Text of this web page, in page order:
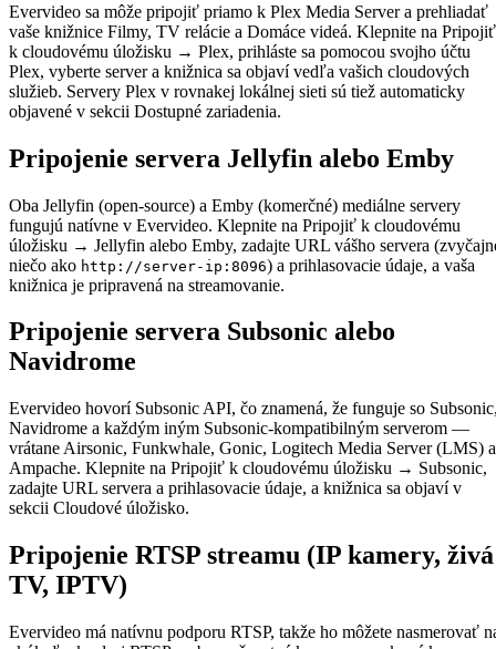
Evervideo sa môže pripojiť priamo k Plex Media Server a prehliadať
vaše knižnice Filmy, TV relácie a Domáce videá. Klepnite na Pripojiť
k cloudovému úložisku → Plex, prihláste sa pomocou svojho účtu
Plex, vyberte server a knižnica sa objaví vedľa vašich cloudových
služieb. Servery Plex v rovnakej lokálnej sieti sú tiež automaticky
objavené v sekcii Dostupné zariadenia.
Pripojenie servera Jellyfin alebo Emby
Oba Jellyfin (open-source) a Emby (komerčné) mediálne servery
fungujú natívne v Evervideo. Klepnite na Pripojiť k cloudovému
úložisku → Jellyfin alebo Emby, zadajte URL vášho servera
niečo ako http://server-ip:8096) a prihlasovacie údaje, a vaša
knižnica je pripravená na streamovanie.
Pripojenie servera Subsonic alebo
Navidrome
Evervideo hovorí Subsonic API, čo znamená, že funguje so
Navidrome a každým iným Subsonic-kompatibilným serverom —
vrátane Airsonic, Funkwhale, Gonic, Logitech Media Server (LMS) a
Ampache. Klepnite na Pripojiť k cloudovému úložisku → Subsonic,
zadajte URL servera a prihlasovacie údaje, a knižnica sa objaví v
sekcii Cloudové úložisko.
Pripojenie RTSP streamu (IP kamery, živá
TV, IPTV)
Evervideo má natívnu podporu RTSP, takže ho môžete nasmerovať